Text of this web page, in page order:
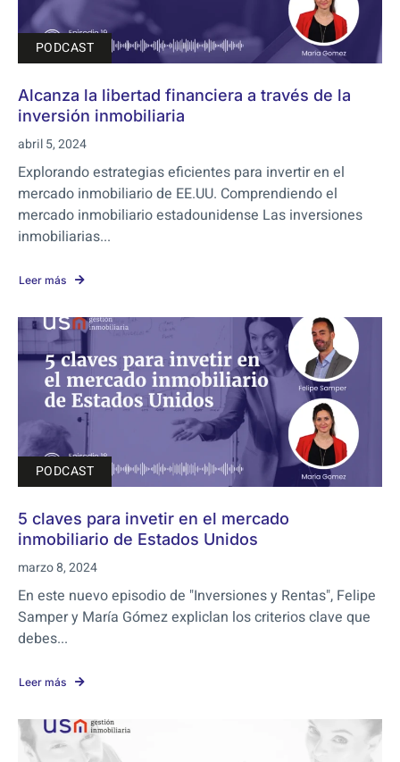
PODCAST
Alcanza la libertad financiera a través de la
inversión inmobiliaria
abril 5, 2024
Explorando estrategias eficientes para invertir en el
mercado inmobiliario de EE.UU. Comprendiendo el
mercado inmobiliario estadounidense Las inversiones
inmobiliarias...
Leer más
PODCAST
5 claves para invetir en el mercado
inmobiliario de Estados Unidos
marzo 8, 2024
En este nuevo episodio de "Inversiones y Rentas", Felipe
Samper y María Gómez expliclan los criterios clave que
debes...
Leer más